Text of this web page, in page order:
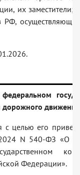
их заместители;
РФ,
движения
целью его
N 540-ФЗ «О
Федерации».